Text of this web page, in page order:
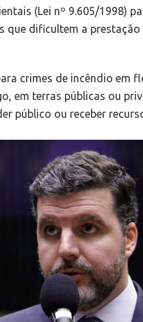
(Lei nº 9.605/1998)
que dificultem a
crimes de incêndio em
em terras públicas ou
público ou receber